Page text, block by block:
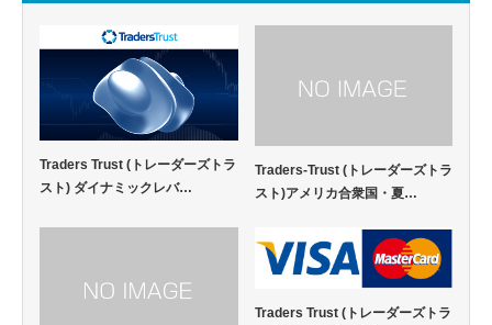
Traders Trust (トレーダーズトラ
スト) ダイナミックレバ…
Traders-Trust (トレーダーズトラ
スト)アメリカ合衆国・夏…
Traders Trust (トレーダーズトラ